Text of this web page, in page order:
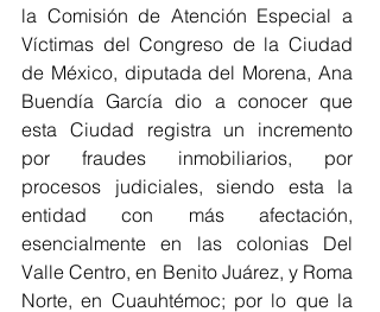
la Comisión de Atención Especial a
Víctimas del Congreso de la Ciudad
de México, diputada del Morena, Ana
Buendía García dio a conocer que
esta Ciudad registra un incremento
por fraudes inmobiliarios, por
procesos judiciales, siendo esta la
entidad con más afectación,
esencialmente en las colonias Del
Valle Centro, en Benito Juárez, y Roma
Norte, en Cuauhtémoc; por lo que la